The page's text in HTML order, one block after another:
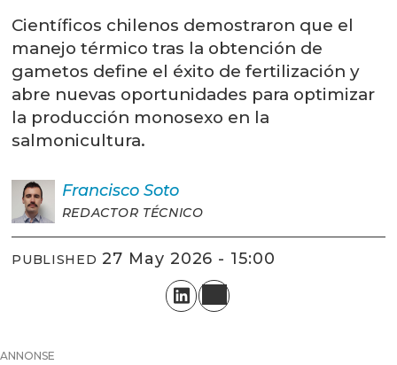
Científicos chilenos demostraron que el
manejo térmico tras la obtención de
gametos define el éxito de fertilización y
abre nuevas oportunidades para optimizar
la producción monosexo en la
salmonicultura.
Francisco Soto
REDACTOR TÉCNICO
PUBLISHED 27 May 2026 - 15:00
ANNONSE